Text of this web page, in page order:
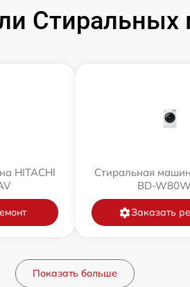
Стиральных
HITACHI
Стиральная
BD-
Заказать
Показать больше